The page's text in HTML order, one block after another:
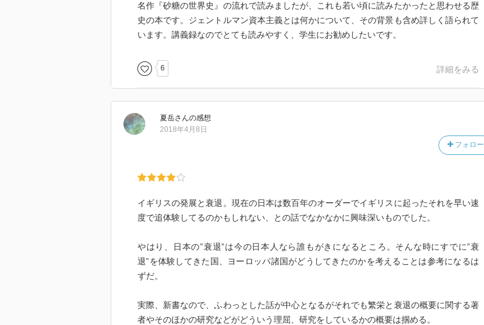
名作『砂糖の世界史』の流れで読みましたが、これも若い頃に読みたかったと思わせる歴
史の本です。ジェントルマン資本主義とは何かについて、その背景も含め詳しく語られて
います。講義録なのでとても読みやすく、学生にお勧めしたいです。
6 詳細をみる
夏岳さんの感想
フォロー
2018年4月8日
イギリスの発展と衰退。現在の日本は数百年のオーダーでイギリスに起ったそれを早い速
度で追体験してるのかもしれない、との話でなかなかに興味深いものでした。
やはり、日本の”衰退”は今の日本人なら誰もがきになるところ。そんな時にすでに”衰
退”を体験してきた国、ヨーロッパ諸国がどうしてきたのかを考えることは参考になるは
ずだ。
実際、新書なので、ふわっとした話が中心となるがそれでも繁栄と衰退の概要に関する著
者やそのほかの研究などがどういう理屈、研究をしているかの概要は掴める。